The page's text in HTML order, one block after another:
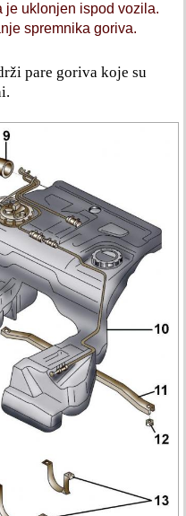
je uklonjen ispod vozila.
spremnika goriva.
pare goriva koje su